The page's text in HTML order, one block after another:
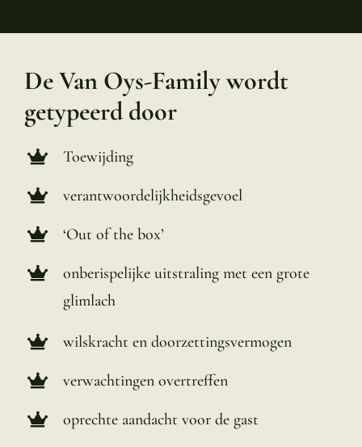
De Van Oys-Family wordt
getypeerd door
Toewijding
verantwoordelijkheidsgevoel
‘Out of the box’
onberispelijke uitstraling met een grote
glimlach
wilskracht en doorzettingsvermogen
verwachtingen overtreffen
oprechte aandacht voor de gast